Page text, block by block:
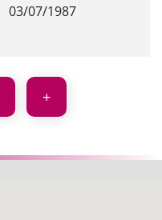
03/07/1987